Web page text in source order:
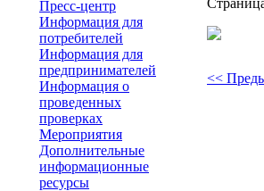
Пресс-центр
Информация для
потребителей
Информация для
предпринимателей
Информация о
проведенных
проверках
Мероприятия
Дополнительные
информационные
ресурсы
<<